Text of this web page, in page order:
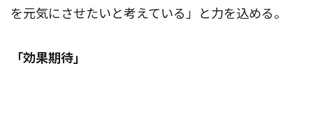
を元気にさせたいと考えている」と力を込める。
「効果期待」